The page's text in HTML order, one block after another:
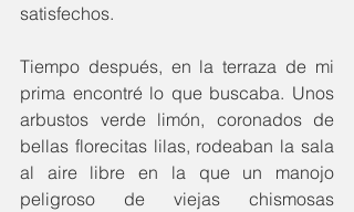
satisfechos.
Tiempo después, en la terraza de mi
prima encontré lo que buscaba. Unos
arbustos verde limón, coronados de
bellas florecitas lilas, rodeaban la sala
al aire libre en la que un manojo
peligroso de viejas chismosas